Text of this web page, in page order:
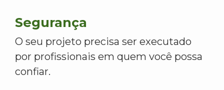
Segurança
O seu projeto precisa ser executado
por profissionais em quem você possa
confiar.